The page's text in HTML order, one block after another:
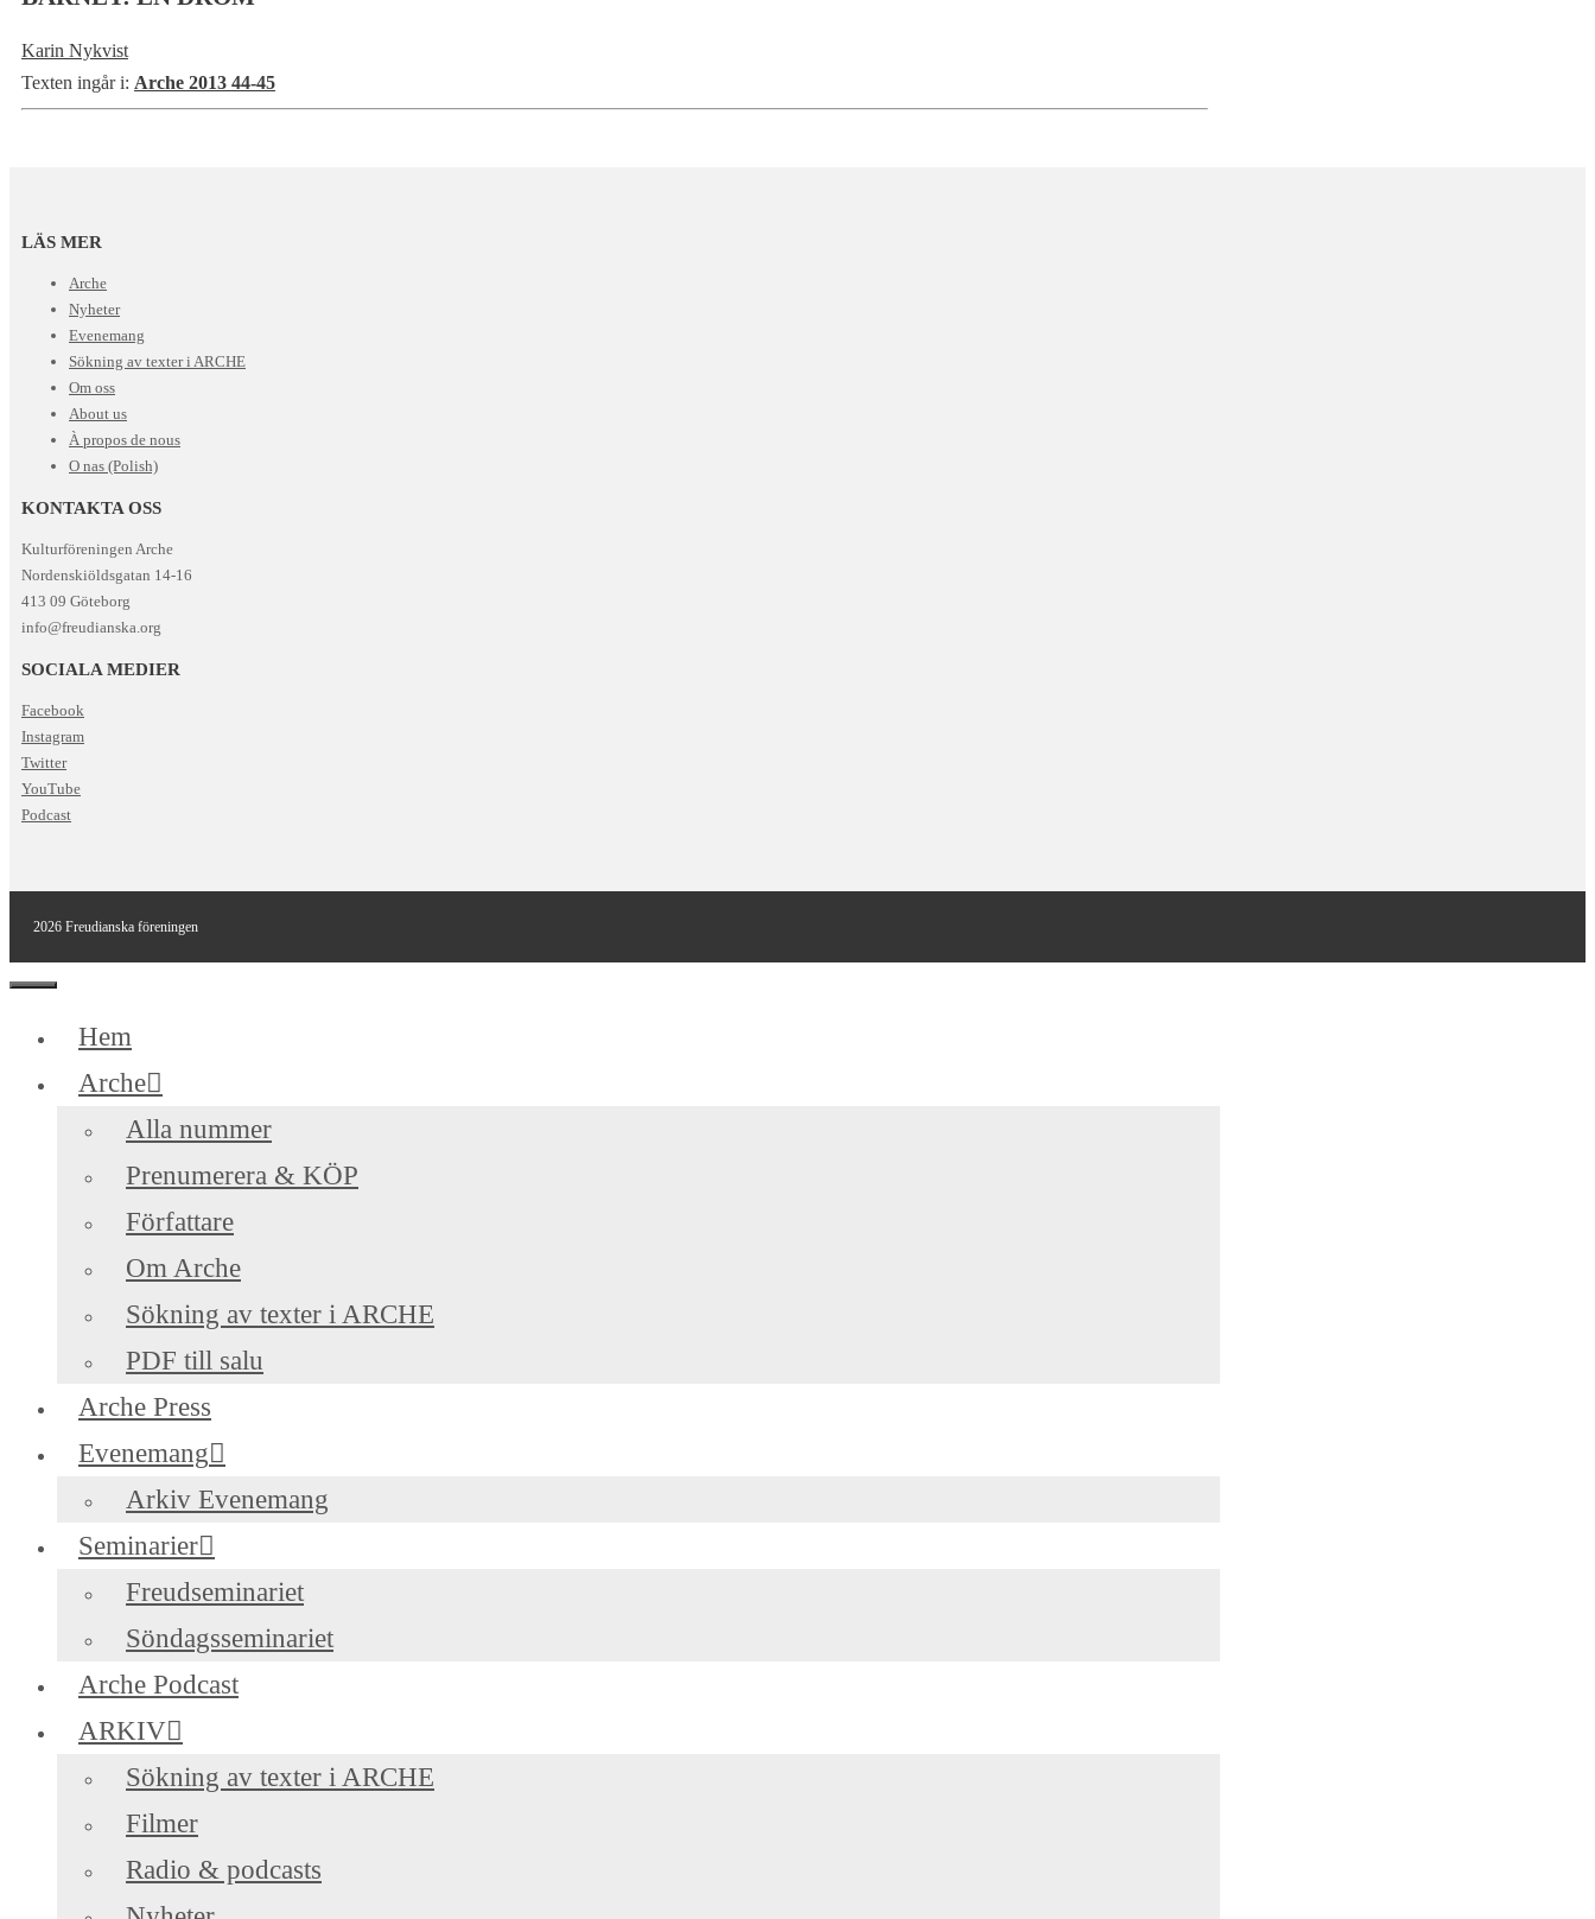
Karin Nykvist
Texten ingår i: Arche 2013 44-45
LÄS MER
Arche
Nyheter
Evenemang
Sökning av texter i ARCHE
Om oss
About us
À propos de nous
O nas (Polish)
KONTAKTA OSS
Kulturföreningen Arche
Nordenskiöldsgatan 14-16
413 09 Göteborg
info@freudianska.org
SOCIALA MEDIER
Facebook
Instagram
Twitter
YouTube
Podcast
2026 Freudianska föreningen
Stäng
Hem
Arche
Alla nummer
Prenumerera & KÖP
Författare
Om Arche
Sökning av texter i ARCHE
PDF till salu
Arche Press
Evenemang
Arkiv Evenemang
Seminarier
Freudseminariet
Söndagsseminariet
Arche Podcast
ARKIV
Sökning av texter i ARCHE
Filmer
Radio & podcasts